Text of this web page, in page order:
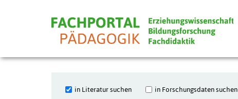
in Literatur suchen in Forschungsdaten suchen